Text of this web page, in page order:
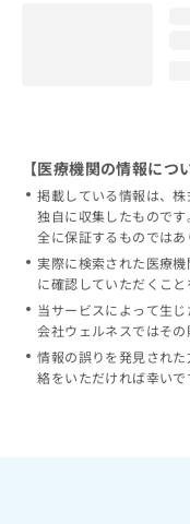
【医療機関の情報につ
掲載している情報は、
独自に収集したもので
全に保証するものではあ
実際に検索された医療
に確認していただくこと
当サービスによって生
会社ウェルネスではその
情報の誤りを発見された
絡をいただければ幸いで